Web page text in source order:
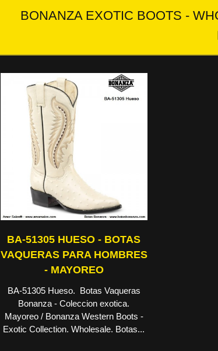
BONANZA EXOTIC BOOTS -
BA-51305 HUESO - BOTAS
VAQUERAS PARA HOMBRES
- MAYOREO
BA-51305 Hueso. Botas Vaqueras
Bonanza - Coleccion exotica.
Mayoreo / Bonanza Western Boots -
Exotic Collection. Wholesale. Botas...